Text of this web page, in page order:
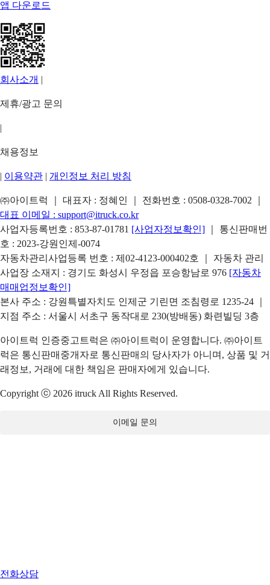
앱 다운로드
회사소개 |
제휴/광고 문의
|
채용정보
| 이용약관 | 개인정보 처리 방침
㈜아이트럭 ｜ 대표자 : 정혜인 ｜ 전화번호 : 0508-0328-7002
대표 이메일 : support@itruck.co.kr
사업자등록번호 : 853-87-01781 [사업자정보확인]
｜ 통신판매번
호 : 2023-강원인제-0074
자동차관리사업등록 번호 : 제02-4123-000402호 ｜ 자동차 관리
사업장 소재지 : 경기도 화성시 우정읍 포승항남로 976 [자동차
매매업정보확인]
본사 주소 : 강원특별자치도 인제군 기린면 조침령로 1235-24 ｜
지점 주소 : 서울시 서초구 동작대로 230(방배동) 화련빌딩 3층
아이트럭 인증중고트럭은 ㈜아이트럭이 운영합니다. ㈜아이트
럭은 통신판매중개자로 통신판매의 당사자가 아니며, 상품 및 거
래정보, 거래에 대한 책임은 판매자에게 있습니다.
Copyright ⓒ 2026 itruck All Rights Reserved.
이메일 문의
전화상담